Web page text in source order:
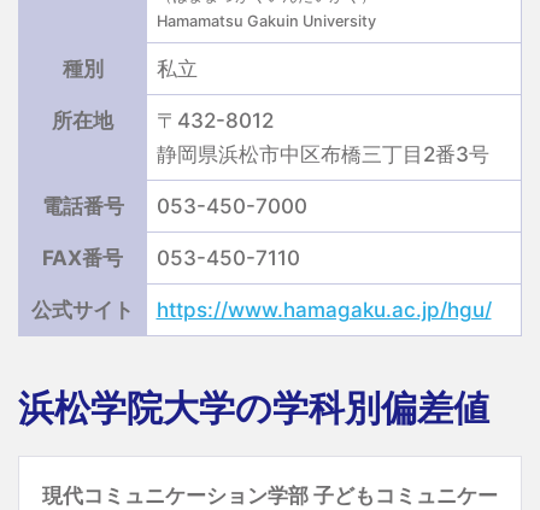
Hamamatsu Gakuin University
種別 私立
所在地
〒432-8012
静岡県浜松市中区布橋三丁目2番3号
電話番号 053-450-7000
FAX番号 053-450-7110
公式サイト https://www.hamagaku.ac.jp/hgu/
浜松学院大学の学科別偏差値
現代コミュニケーション学部 子どもコミュニケー